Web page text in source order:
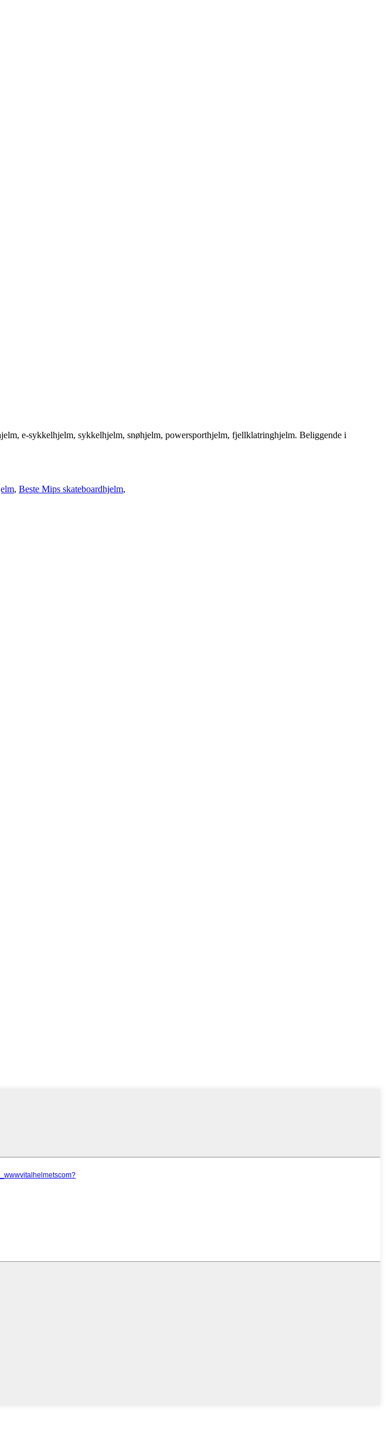
e-sykkelhjelm, sykkelhjelm, snøhjelm, powersporthjelm, fjellklatringhjelm. Beliggende i
, Beste Mips skateboardhjelm,